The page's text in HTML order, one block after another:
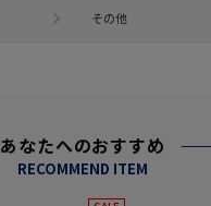
その他
あなたへのおすすめ
RECOMMEND ITEM